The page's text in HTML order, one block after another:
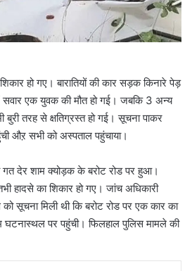
हो गए। बारातियों की कार सड़क किनारे पेड़
एक युवक की मौत हो गई। जबकि 3 अन्य
तरह से क्षतिग्रस्त हो गई। सूचना पाकर
औऱ सभी को अस्पताल पहुंचाया।
गत देर शाम क्योड़क के बरोट रोड पर हुआ।
हादसे का शिकार हो गए। जांच अधिकारी
सूचना मिली थी कि बरोट रोड पर एक कार का
घटनास्थल पर पहुंची। फिलहाल पुलिस मामले की